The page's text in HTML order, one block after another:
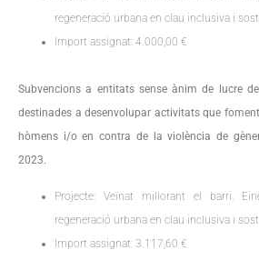
regeneració urbana en clau inclusiva i
Import assignat: 4.000,00 €
Subvencions a entitats sense ànim de lucre
destinades a desenvolupar activitats que
hòmens i/o en contra de la violència de
2023.
Projecte: Veïnat millorant el barri.
regeneració urbana en clau inclusiva i
Import assignat: 3.117,60 €